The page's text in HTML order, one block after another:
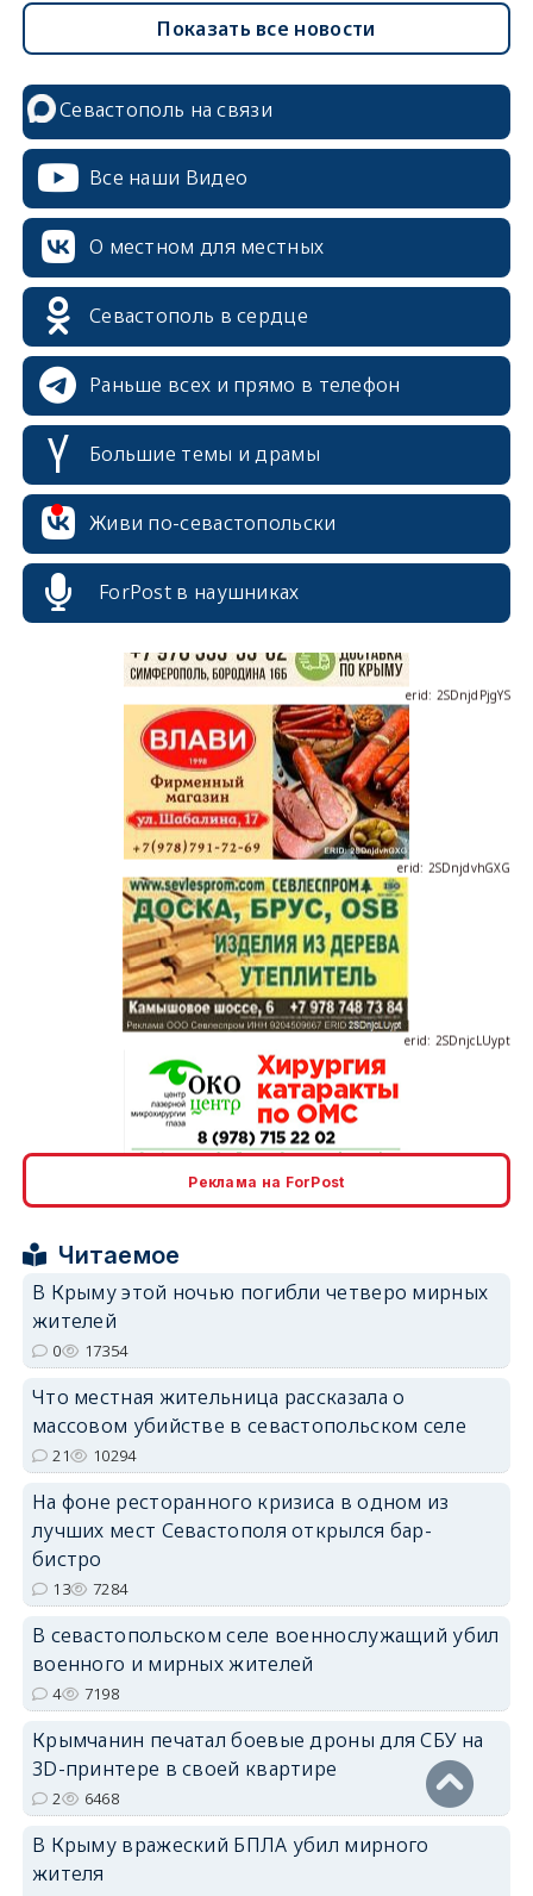
Показать все новости
Севастополь на связи
Все наши Видео
О местном для местных
Севастополь в сердце
Раньше всех и прямо в телефон
Большие темы и драмы
Живи по-севастопольски
ForPost в наушниках
erid: 2SDnjcrDNw6
erid: 2SDnjdPjgYS
erid: 2SDnjdvhGXG
erid: 2SDnjcLUypt
Реклама на ForPost
Читаемое
В Крыму этой ночью погибли четверо мирных
жителей
0 17354
Что местная жительница рассказала о
массовом убийстве в севастопольском селе
21 10294
На фоне ресторанного кризиса в одном из
лучших мест Севастополя открылся бар-
бистро
13 7284
В севастопольском селе военнослужащий убил
военного и мирных жителей
4 7198
Крымчанин печатал боевые дроны для СБУ на
3D-принтере в своей квартире
2 6468
В Крыму вражеский БПЛА убил мирного
жителя